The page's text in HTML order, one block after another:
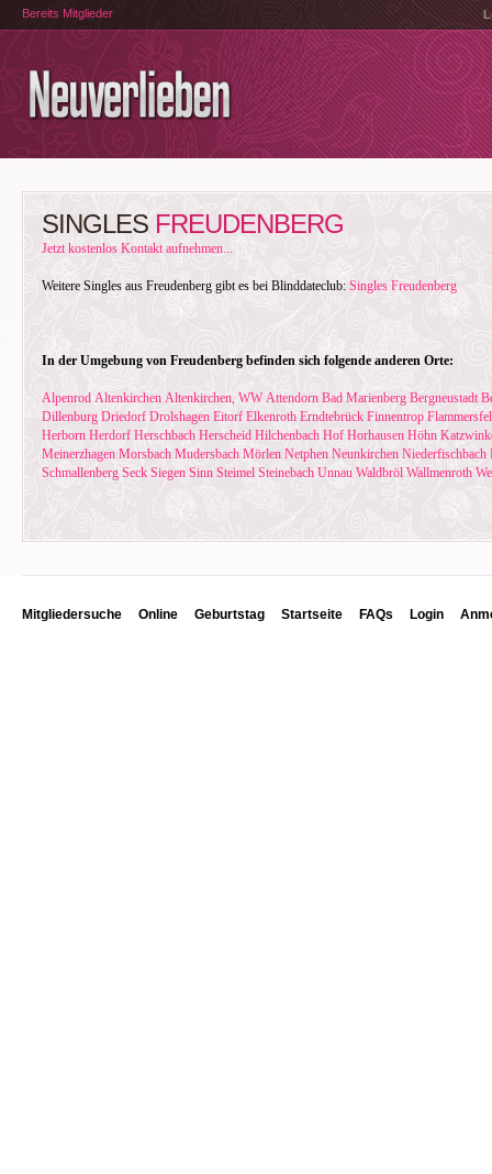
Bereits Mitglieder
SINGLES FREUDENBERG
Jetzt kostenlos Kontakt aufnehmen...
Weitere Singles aus Freudenberg gibt es bei Blinddateclub: Singles Freudenberg
In der Umgebung von Freudenberg befinden sich folgende anderen Orte:
Alpenrod Altenkirchen Altenkirchen, WW Attendorn Bad Marienberg Bergneustadt
Dillenburg Driedorf Drolshagen Eitorf Elkenroth Erndtebrück Finnentrop
Herborn Herdorf Herschbach Herscheid Hilchenbach Hof Horhausen Höhn
Meinerzhagen Morsbach Mudersbach Mörlen Netphen Neunkirchen Niederfischbach
Schmallenberg Seck Siegen Sinn Steimel Steinebach Unnau Waldbröl Wallmenroth
Mitgliedersuche Online Geburtstag Startseite FAQs Login